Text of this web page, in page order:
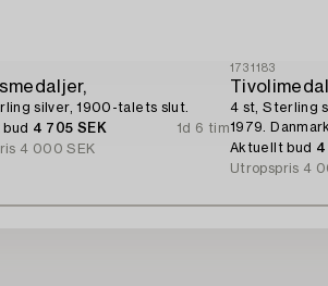
silver, 1900-talets slut.
4 705 SEK
1d 6 tim
4 000 SEK
1731183
4 st, Sterling
1979. Danmark.
Aktuellt bud 4
Utropspris 4